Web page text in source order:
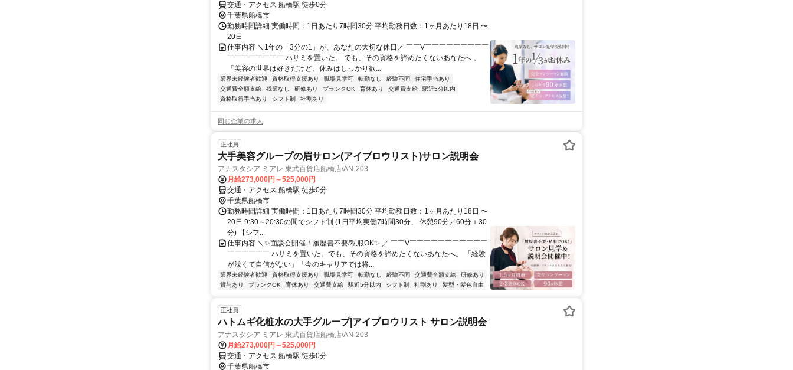
交通・アクセス 船橋駅 徒歩0分
千葉県船橋市
勤務時間詳細 実働時間：1日あたり7時間30分 平均勤務日数：1ヶ月あたり18日 〜
20日
仕事内容 ＼1年の「3分の1」が、あなたの大切な休日／ ￣￣V￣￣￣￣￣￣￣￣￣
￣￣￣￣￣￣￣￣ ハサミを置いた。 でも、その資格を諦めたくないあなたへ 。
「美容の世界は好きだけど、休みはしっかり欲...
業界未経験者歓迎 資格取得支援あり 職場見学可 転勤なし 経験不問
住宅手当あり
交通費全額支給
残業なし 研修あり ブランクOK 育休あり 交通費支給
駅近5分以内
資格取得手当あり
シフト制 社割あり
同じ企業の求人
正社員
大手美容グループの眉サロン(アイブロウリスト)サロン説明会
アナスタシア ミアレ 東武百貨店船橋店/AN-203
月給273,000円～525,000円
交通・アクセス 船橋駅 徒歩0分
千葉県船橋市
勤務時間詳細 実働時間：1日あたり7時間30分 平均勤務日数：1ヶ月あたり18日 〜
20日 9:30～20:30の間でシフト制 (1日平均実働7時間30分、 休憩90分／60分＋30
分) 【シフ...
仕事内容 ＼✨面談会開催！履歴書不要/私服OK✨ ／ ￣￣V￣￣￣￣￣￣￣￣￣￣￣
￣￣￣￣￣￣ ハサミを置いた。でも、その資格を諦めたくないあなたへ。 「経験
が浅くて自信がない」「今のキャリアでは将...
業界未経験者歓迎 資格取得支援あり 職場見学可 転勤なし 経験不問 交通費全額支給
研修あり
賞与あり
ブランクOK 育休あり 交通費支給 駅近5分以内 シフト制 社割あり 髪型・髪色自由
正社員
ハトムギ化粧水の大手グループ|アイブロウリスト サロン説明会
アナスタシア ミアレ 東武百貨店船橋店/AN-203
月給273,000円～525,000円
交通・アクセス 船橋駅 徒歩0分
千葉県船橋市